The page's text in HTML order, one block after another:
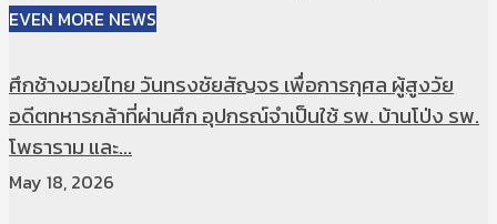
EVEN MORE NEWS
ศึกช้างมวยไทย วันทรงชัยสัญจร เพื่อการกุศล ผู้สูงวัย
อดีตทหารกล้าที่ผ่านศึก อุปกรณ์จำเป็นใช้ รพ. บ้านโป่ง รพ.
โพธาราม และ...
May 18, 2026